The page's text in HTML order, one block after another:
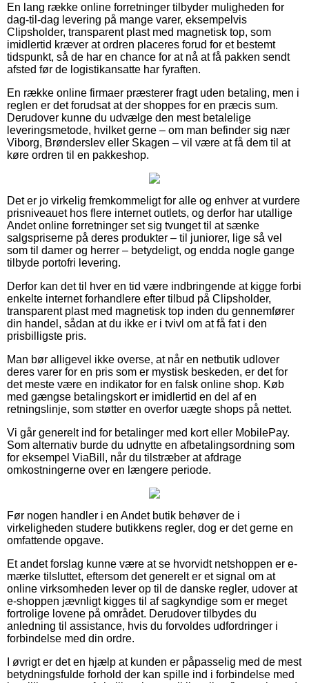
En lang række online forretninger tilbyder muligheden for
dag-til-dag levering på mange varer, eksempelvis
Clipsholder, transparent plast med magnetisk top, som
imidlertid kræver at ordren placeres forud for et bestemt
tidspunkt, så de har en chance for at nå at få pakken sendt
afsted før de logistikansatte har fyraften.
En række online firmaer præsterer fragt uden betaling, men i
reglen er det forudsat at der shoppes for en præcis sum.
Derudover kunne du udvælge den mest betalelige
leveringsmetode, hvilket gerne – om man befinder sig nær
Viborg, Brønderslev eller Skagen – vil være at få dem til at
køre ordren til en pakkeshop.
Det er jo virkelig fremkommeligt for alle og enhver at vurdere
prisniveauet hos flere internet outlets, og derfor har utallige
Andet online forretninger set sig tvunget til at sænke
salgspriserne på deres produkter – til juniorer, lige så vel
som til damer og herrer – betydeligt, og endda nogle gange
tilbyde portofri levering.
Derfor kan det til hver en tid være indbringende at kigge forbi
enkelte internet forhandlere efter tilbud på Clipsholder,
transparent plast med magnetisk top inden du gennemfører
din handel, sådan at du ikke er i tvivl om at få fat i den
prisbilligste pris.
Man bør alligevel ikke overse, at når en netbutik udlover
deres varer for en pris som er mystisk beskeden, er det for
det meste være en indikator for en falsk online shop. Køb
med gængse betalingskort er imidlertid en del af en
retningslinje, som støtter en overfor uægte shops på nettet.
Vi går generelt ind for betalinger med kort eller MobilePay.
Som alternativ burde du udnytte en afbetalingsordning som
for eksempel ViaBill, når du tilstræber at afdrage
omkostningerne over en længere periode.
Før nogen handler i en Andet butik behøver de i
virkeligheden studere butikkens regler, dog er det gerne en
omfattende opgave.
Et andet forslag kunne være at se hvorvidt netshoppen er e-
mærke tilsluttet, eftersom det generelt er et signal om at
online virksomheden lever op til de danske regler, udover at
e-shoppen jævnligt kigges til af sagkyndige som er meget
fortrolige lovene på området. Derudover tilbydes du
anledning til assistance, hvis du forvoldes udfordringer i
forbindelse med din ordre.
I øvrigt er det en hjælp at kunden er påpasselig med de mest
betydningsfulde forhold der kan spille ind i forbindelse med